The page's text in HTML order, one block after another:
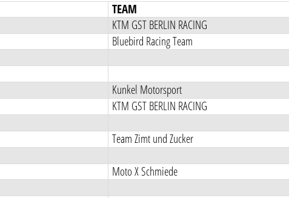
TEAM
KTM GST BERLIN RACING
Bluebird Racing Team
Kunkel Motorsport
KTM GST BERLIN RACING
Team Zimt und Zucker
Moto X Schmiede